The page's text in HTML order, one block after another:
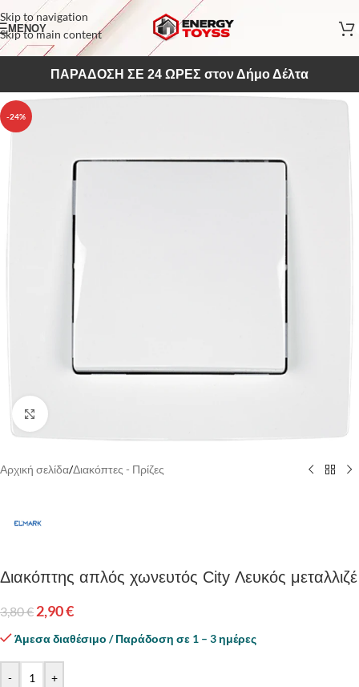
Skip to navigation
Skip to main content
ΜΕΝΟΥ
ΠΑΡΑΔΟΣΗ ΣΕ 24 ΩΡΕΣ στον Δήμο Δέλτα
-24%
Κάντε κλικ για να μεγεθύνετε
Αρχική σελίδα/Διακόπτες - Πρίζες
Διακόπτης απλός χωνευτός City Λευκός μεταλλιζέ
3,80€ 2,90€
Άμεσα διαθέσιμο / Παράδοση σε 1 – 3 ημέρες
- +